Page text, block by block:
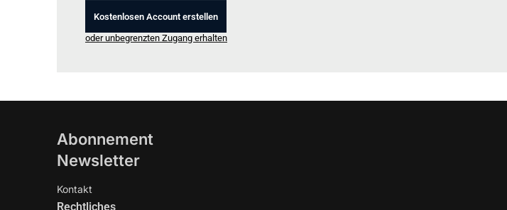
Kostenlosen Account erstellen
oder unbegrenzten Zugang erhalten
Abonnement
Newsletter
Kontakt
Rechtliches